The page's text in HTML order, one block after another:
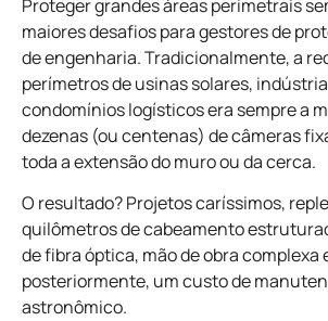
Proteger grandes áreas perimetrais
maiores desafios para gestores de
de engenharia. Tradicionalmente, a
perímetros de usinas solares,
condomínios logísticos era sempre a
dezenas (ou centenas) de câmeras
toda a extensão do muro ou da cerca.
O resultado? Projetos caríssimos,
quilômetros de cabeamento
de fibra óptica, mão de obra complexa
posteriormente, um custo de
astronômico.